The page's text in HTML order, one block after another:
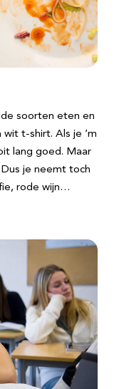
soorten eten en
t-shirt. Als je ‘m
lang goed. Maar
je neemt toch
rode wijn…